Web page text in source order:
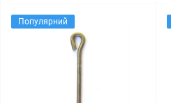
Популярний